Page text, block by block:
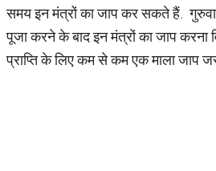
समय इन मंत्रों का जाप कर सकते हैं.
पूजा करने के बाद इन मंत्रों का जाप करना
प्राप्ति के लिए कम से कम एक माला जाप